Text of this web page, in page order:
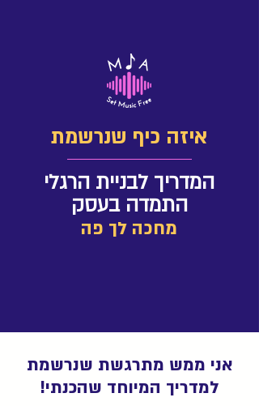
איזה כיף שנרשמת
המדריך לבניית הרגלי
התמדה בעסק
מחכה לך פה
אני ממש מתרגשת שנרשמת
למדריך המיוחד שהכנתי!